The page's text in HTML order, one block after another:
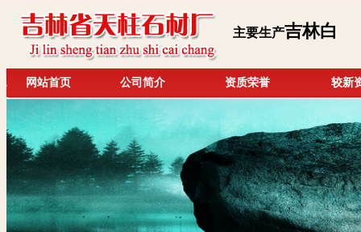
主要生产吉林白
网站首页 公司简介 资质荣誉 较新